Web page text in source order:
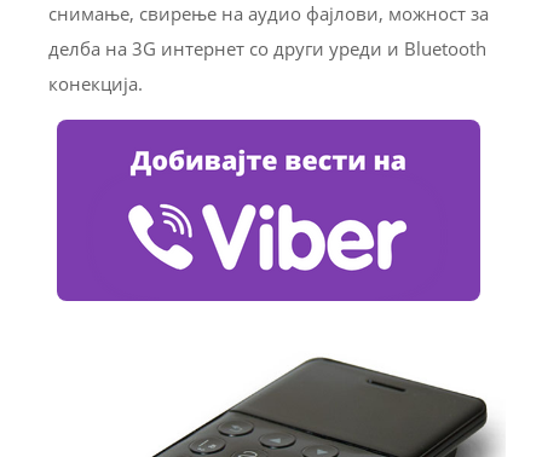
снимање, свирење на аудио фајлови, можност за
делба на 3G интернет со други уреди и Bluetooth
конекција.